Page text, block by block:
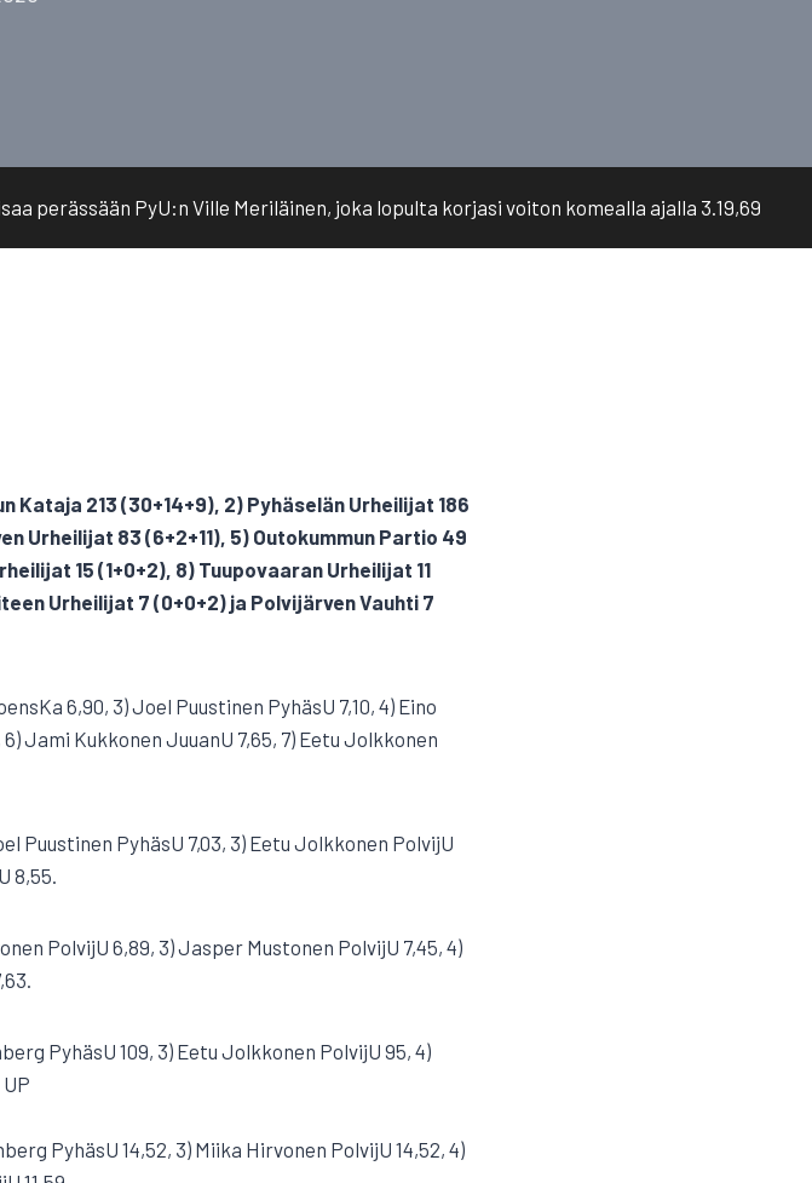
perässään PyU:n Ville Meriläinen, joka lopulta korjasi voiton komealla ajalla 3.19,69
213 (30+14+9), 2) Pyhäselän Urheilijat 186
Urheilijat 83 (6+2+11), 5) Outokummun Partio 49
15 (1+0+2), 8) Tuupovaaran Urheilijat 11
Urheilijat 7 (0+0+2) ja Polvijärven Vauhti 7
6,90, 3) Joel Puustinen PyhäsU 7,10, 4) Eino
Jami Kukkonen JuuanU 7,65, 7) Eetu Jolkkonen
Puustinen PyhäsU 7,03, 3) Eetu Jolkkonen PolvijU
8,55.
PolvijU 6,89, 3) Jasper Mustonen PolvijU 7,45, 4)
PyhäsU 109, 3) Eetu Jolkkonen PolvijU 95, 4)
PyhäsU 14,52, 3) Miika Hirvonen PolvijU 14,52, 4)